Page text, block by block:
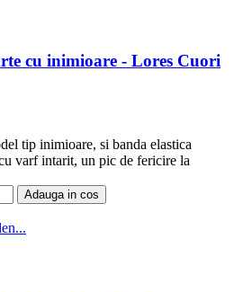
cu inimioare - Lores Cuori
tip inimioare, si banda elastica
varf intarit, un pic de fericire la
Adauga in cos